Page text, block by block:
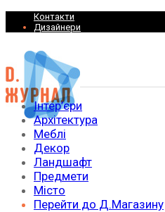
Контакти
Дизайнери
Інтер’єри
Архітектура
Меблі
Декор
Ландшафт
Предмети
Місто
Перейти до Д.Магазину